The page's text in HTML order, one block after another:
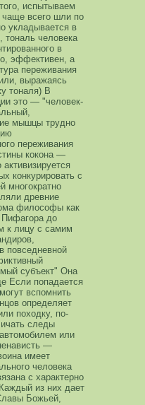
испытываем
чаще всего шли по
укладывается в
тональ человека
в
эффективен, а
переживания
выражаясь
тоналя) В
это — "человек-
мышцы трудно
переживания
кокона —
активизируется
конкурировать с
многократно
древние
философы как
до
к лицу с самим
повседневной
субъект" Она
Если попадается
вспомнить
определяет
походку, по-
следы
или
—
имеет
человека
с характерно
Каждый из них дает
Божьей,